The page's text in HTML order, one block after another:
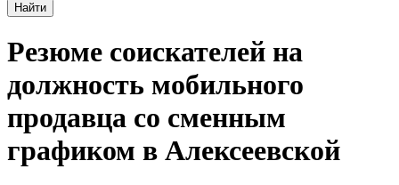
Найти
Резюме соискателей на
должность мобильного
продавца со сменным
графиком в Алексеевской